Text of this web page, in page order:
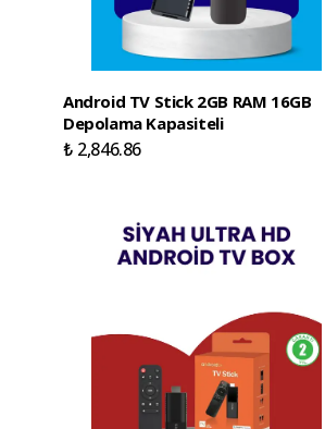
Android TV Stick 2GB RAM 16GB
Depolama Kapasiteli
₺ 2,846.86